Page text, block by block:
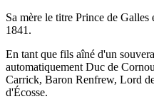
Sa mère le titre Prince de
1841.
En tant que fils aîné d'un
automatiquement Duc de
Carrick, Baron Renfrew, Lord
d'Écosse.